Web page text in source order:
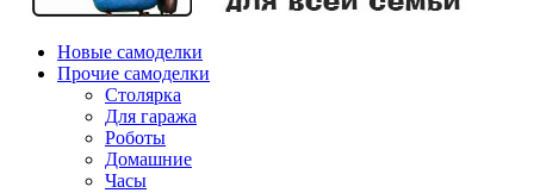
Новые самоделки
Прочие самоделки
Столярка
Для гаража
Роботы
Домашние
Часы